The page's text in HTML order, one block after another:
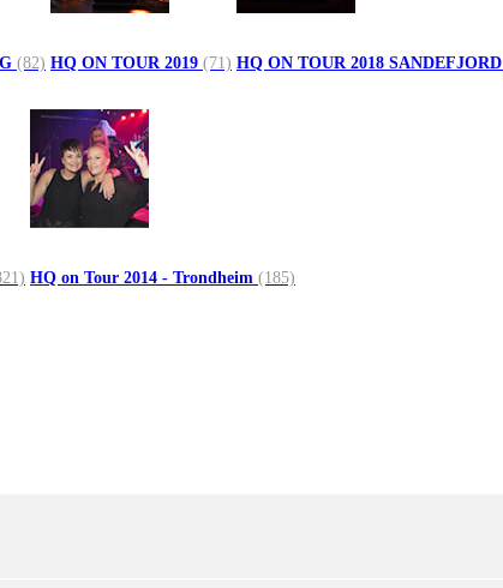
(82) HQ ON TOUR 2019 (71) HQ ON TOUR 2018 SANDEFJORD
HQ on Tour 2014 - Trondheim (185)